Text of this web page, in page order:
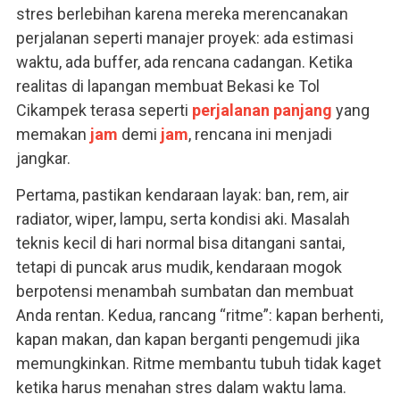
stres berlebihan karena mereka merencanakan
perjalanan seperti manajer proyek: ada estimasi
waktu, ada buffer, ada rencana cadangan. Ketika
realitas di lapangan membuat Bekasi ke Tol
Cikampek terasa seperti perjalanan panjang yang
memakan jam demi jam, rencana ini menjadi
jangkar.
Pertama, pastikan kendaraan layak: ban, rem, air
radiator, wiper, lampu, serta kondisi aki. Masalah
teknis kecil di hari normal bisa ditangani santai,
tetapi di puncak arus mudik, kendaraan mogok
berpotensi menambah sumbatan dan membuat
Anda rentan. Kedua, rancang “ritme”: kapan berhenti,
kapan makan, dan kapan berganti pengemudi jika
memungkinkan. Ritme membantu tubuh tidak kaget
ketika harus menahan stres dalam waktu lama.